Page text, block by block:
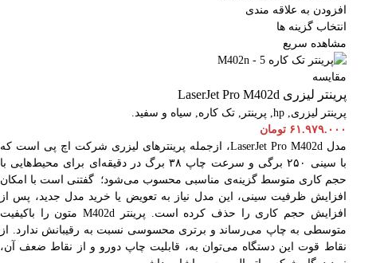
افزودن به علاقه مندی
انتخاب گزینه ها
مشاهده سریع
مقایسه
پرینتر لیزری LaserJet Pro M402d
پرینتر لیزری,
hp
, پرینتر , تک کاره, سیاه و سفید.
۶۱.۹۷۹.۰۰۰ تومان
مدل LaserJet Pro M402d، ازجمله پرینترهای لیزری شرکت اچ پی است که
با سینی ۲۵۰ برگی و سرعت چاپ ۳۸ برگ در دقیقه‌ای برای محیط‌هایی با
حجم کاری متوسط گزینه‌ی مناسبی محسوب می‌شود؛ گفتنی است با امکان
افزایش ظرفیت سینی، این مدل نیاز به تعویض یا خرید مدل جدید، پس از
افزایش حجم کاری را حذف کرده است. پرینتر M402d متون را باکیفیت
متوسطی به چاپ می‌رساند و برتری محسوسی نسبت به رقیبانش ندارد. از
نقاط قوت این دستگاه می‌توان به، قابلیت چاپ دورو و از نقاط ضعف آن،